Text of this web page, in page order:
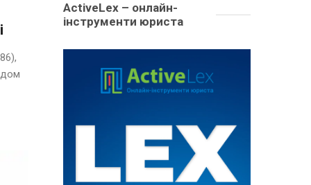
ActiveLex – онлайн-
інструменти юриста